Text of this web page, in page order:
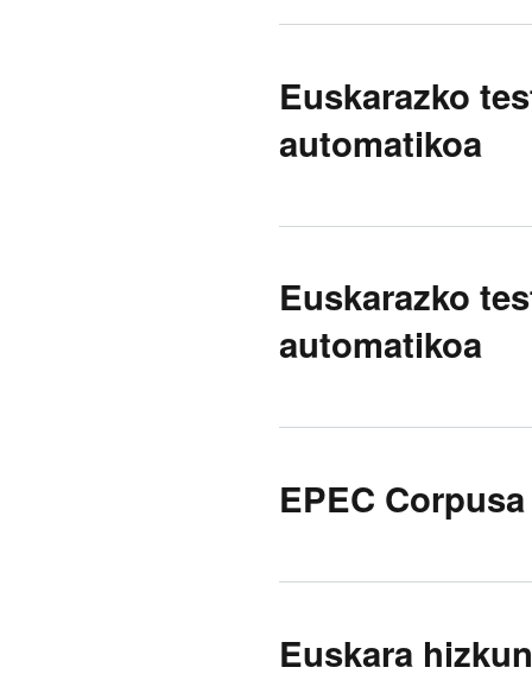
Euskarazko
automatikoa
Euskarazko
automatikoa
EPEC
Euskara